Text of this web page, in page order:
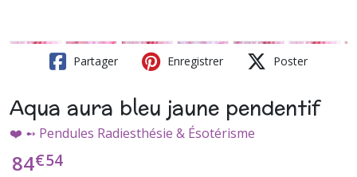
Partager Enregistrer Poster
Aqua aura bleu jaune pendentif
❤️ ➻ Pendules Radiesthésie & Ésotérisme
84€54